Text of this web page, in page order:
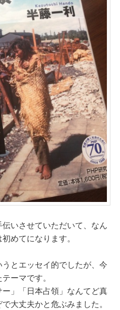
いさせていただいて、なん
めてになります。
とエッセイ的でしたが、今
ーマです。
」「日本占領」なんてど真
大丈夫かと危ぶみました。